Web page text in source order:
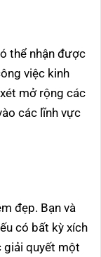
thể nhận được
việc kinh
mở rộng các
các lĩnh vực
đẹp. Bạn và
có bất kỳ xích
giải quyết một